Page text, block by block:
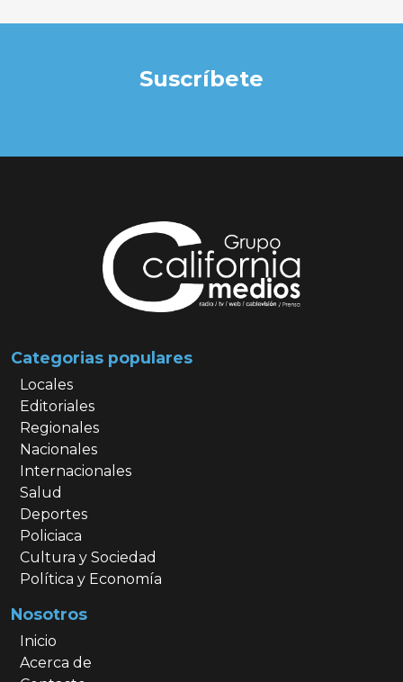
Suscríbete
Categorias populares
Locales
Editoriales
Regionales
Nacionales
Internacionales
Salud
Deportes
Policiaca
Cultura y Sociedad
Política y Economía
Nosotros
Inicio
Acerca de